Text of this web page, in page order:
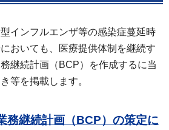
インフルエンザ等の感染症蔓延時
おいても、医療提供体制を継続す
継続計画（BCP）を作成するに当
等を掲載します。
務継続計画（BCP）の策定に